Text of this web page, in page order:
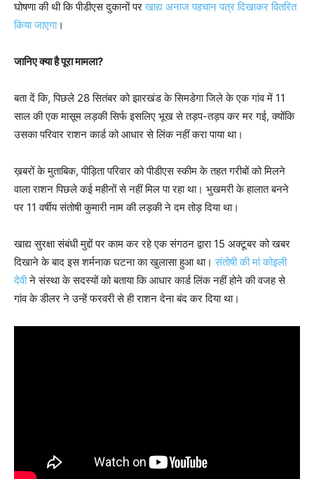
घोषणा की थी कि पीडीएस दुकानों परखाद्य अनाज पहचान पत्र दिखाकर वितरित
किया जाएगा।
जानिए क्या है पूरा मामला?
बता दें कि, पिछले 28 सितंबर को झारखंड के सिमडेगा जिले के एक गांव में 11
साल की एक मासूम लड़की सिर्फ इसलिए भूख से तड़प-तड़प कर मर गई, क्योंकि
उसका परिवार राशन कार्ड को आधार से लिंक नहीं करा पाया था।
ख़बरों के मुताबिक, पीड़िता परिवार को पीडीएस स्कीम के तहत गरीबों को मिलने
वाला राशन पिछले कई महीनों से नहीं मिल पा रहा था। भुखमरी के हालात बनने
पर 11 वर्षीय संतोषी कुमारी नाम की लड़की ने दम तोड़ दिया था।
खाद्य सुरक्षा संबंधी मुद्दों पर काम कर रहे एक संगठन द्वारा 15 अक्टूबर को खबर
दिखाने के बाद इस शर्मनाक घटना का खुलासा हुआ था। संतोषी की मां कोइली
देवीने संस्था के सदस्यों को बताया कि आधार कार्ड लिंक नहीं होने की वजह से
गांव के डीलर ने उन्हें फरवरी से ही राशन देना बंद कर दिया था।